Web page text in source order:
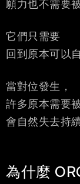
願力也不需要
它們只需要
回到原本可以
當對位發生，
許多原本需要
會自然失去持
為什麼